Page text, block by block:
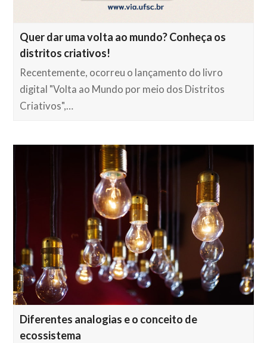
Quer dar uma volta ao mundo? Conheça os
distritos criativos!
Recentemente, ocorreu o lançamento do livro
digital "Volta ao Mundo por meio dos Distritos
Criativos",…
Diferentes analogias e o conceito de
ecossistema